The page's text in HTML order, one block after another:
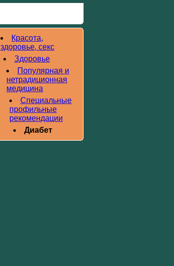
Красота,
здоровье, секс
Здоровье
Популярная и
нетрадиционная
медицина
Специальные
профильные
рекомендации
Диабет